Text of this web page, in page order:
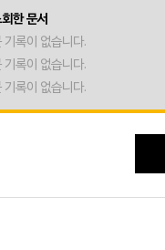
한 문서
기록이 없습니다.
기록이 없습니다.
기록이 없습니다.